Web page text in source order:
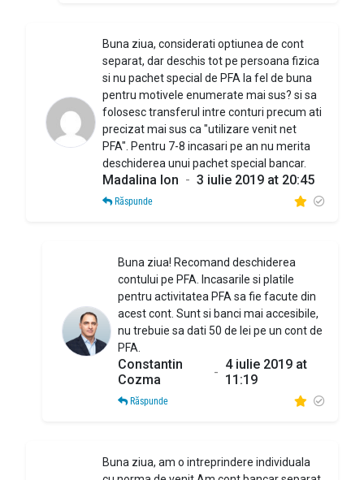
Buna ziua, considerati optiunea de cont
separat, dar deschis tot pe persoana fizica
si nu pachet special de PFA la fel de buna
pentru motivele enumerate mai sus? si sa
folosesc transferul intre conturi precum ati
precizat mai sus ca "utilizare venit net
PFA". Pentru 7-8 incasari pe an nu merita
deschiderea unui pachet special bancar.
Madalina Ion - 3 iulie 2019 at 20:45
Răspunde
Buna ziua! Recomand deschiderea
contului pe PFA. Incasarile si platile
pentru activitatea PFA sa fie facute din
acest cont. Sunt si banci mai accesibile,
nu trebuie sa dati 50 de lei pe un cont de
PFA.
Constantin
Cozma
- 4 iulie 2019 at
11:19
Răspunde
Buna ziua, am o intreprindere individuala